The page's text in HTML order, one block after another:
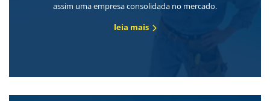
assim uma empresa consolidada no mercado.
leia mais